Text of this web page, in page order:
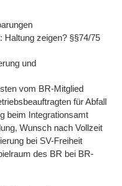
Haltung zeigen? §§74/75
und
vom BR-Mitglied
für Abfall
beim Integrationsamt
Wunsch nach Vollzeit
bei SV-Freiheit
des BR bei BR-